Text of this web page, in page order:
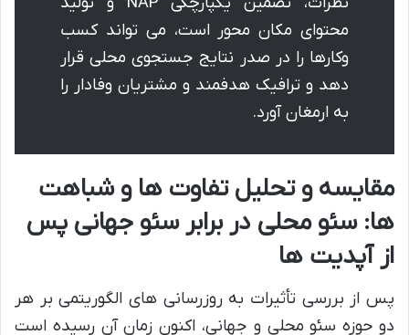
محتوای مکان محور است، می تواند کسب
وکارها را در صدر نتایج جستجوی محلی قرار
دهد و ترافیک هدفمند و مشتریان وفادار را
به ارمغان آورد.
مقایسه و تحلیل تفاوت ها و شباهت
ها: سئو محلی در برابر سئو جهانی پس
از آپدیت ها
پس از بررسی تأثیرات به روزرسانی های الگوریتمی بر هر
دو حوزه سئو محلی و جهانی، اکنون زمان آن رسیده است